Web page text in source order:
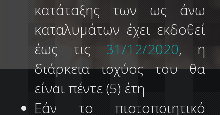
κατάταξης των ως άνω
καταλυμάτων έχει εκδοθεί
έως τις 31/12/2020, η
διάρκεια ισχύος του θα
είναι πέντε (5) έτη
Εάν το πιστοποιητικό